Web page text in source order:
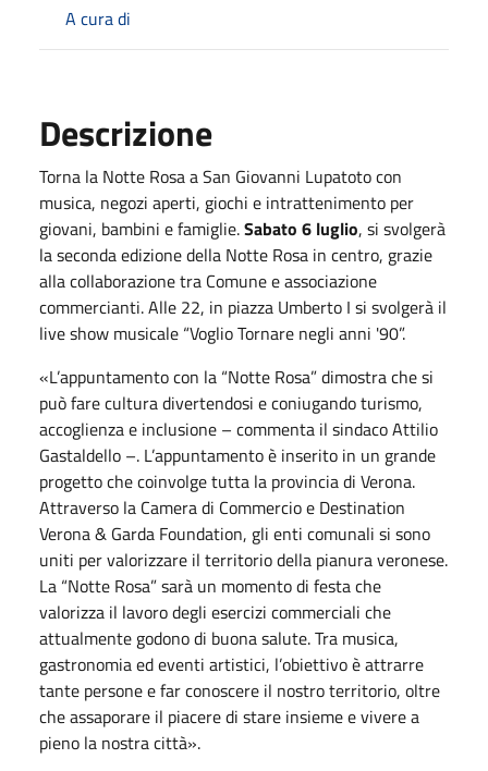
A cura di
Descrizione
Torna la Notte Rosa a San Giovanni Lupatoto con
musica, negozi aperti, giochi e intrattenimento per
giovani, bambini e famiglie.Sabato 6 luglio, si svolgerà
la seconda edizione della Notte Rosa in centro, grazie
alla collaborazione tra Comune e associazione
commercianti. Alle 22, in piazza Umberto I si svolgerà il
live show musicale “Voglio Tornare negli anni '90”.
«L’appuntamento con la “Notte Rosa” dimostra che si
può fare cultura divertendosi e coniugando turismo,
accoglienza e inclusione – commenta il sindaco Attilio
Gastaldello –. L’appuntamento è inserito in un grande
progetto che coinvolge tutta la provincia di Verona.
Attraverso la Camera di Commercio e Destination
Verona & Garda Foundation, gli enti comunali si sono
uniti per valorizzare il territorio della pianura veronese.
La “Notte Rosa” sarà un momento di festa che
valorizza il lavoro degli esercizi commerciali che
attualmente godono di buona salute. Tra musica,
gastronomia ed eventi artistici, l’obiettivo è attrarre
tante persone e far conoscere il nostro territorio, oltre
che assaporare il piacere di stare insieme e vivere a
pieno la nostra città».